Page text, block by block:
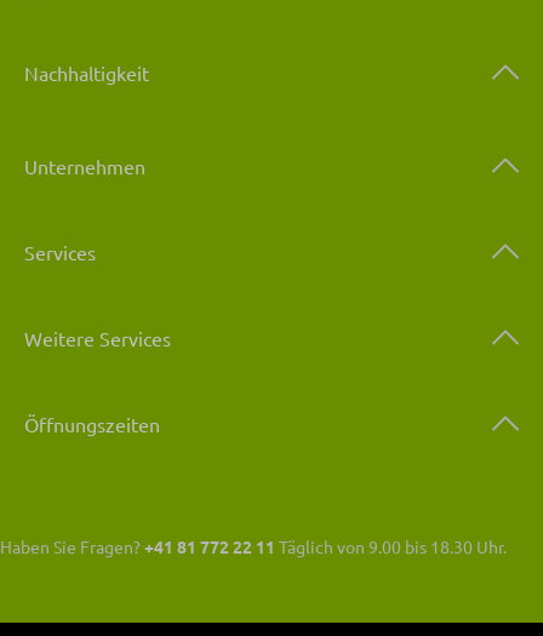
Nachhaltigkeit
Unternehmen
Services
Weitere Services
Öffnungszeiten
Haben Sie Fragen?+41 81 772 22 11 Täglich von 9.00 bis 18.30 Uhr.